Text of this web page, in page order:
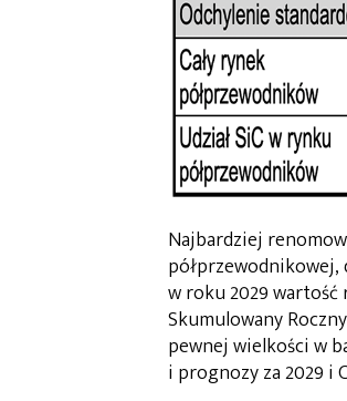
Najbardziej
półprzewodnikowej,
w roku 2029 wartość
Skumulowany
pewnej wielkości w
i prognozy za 2029 i